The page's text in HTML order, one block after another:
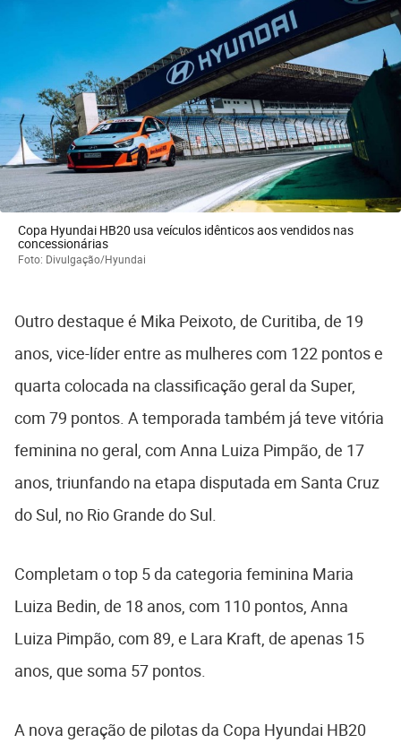
Copa Hyundai HB20 usa veículos idênticos aos vendidos nas
concessionárias
Foto: Divulgação/Hyundai
Outro destaque é Mika Peixoto, de Curitiba, de 19
anos, vice-líder entre as mulheres com 122 pontos e
quarta colocada na classificação geral da Super,
com 79 pontos. A temporada também já teve vitória
feminina no geral, com Anna Luiza Pimpão, de 17
anos, triunfando na etapa disputada em Santa Cruz
do Sul, no Rio Grande do Sul.
Completam o top 5 da categoria feminina Maria
Luiza Bedin, de 18 anos, com 110 pontos, Anna
Luiza Pimpão, com 89, e Lara Kraft, de apenas 15
anos, que soma 57 pontos.
A nova geração de pilotas da Copa Hyundai HB20